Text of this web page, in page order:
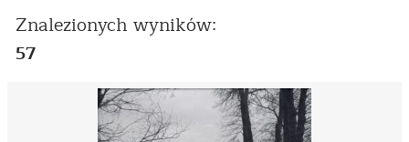
Znalezionych wyników:
57